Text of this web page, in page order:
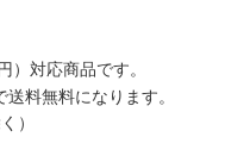
対応商品です。
料無料になります。
）